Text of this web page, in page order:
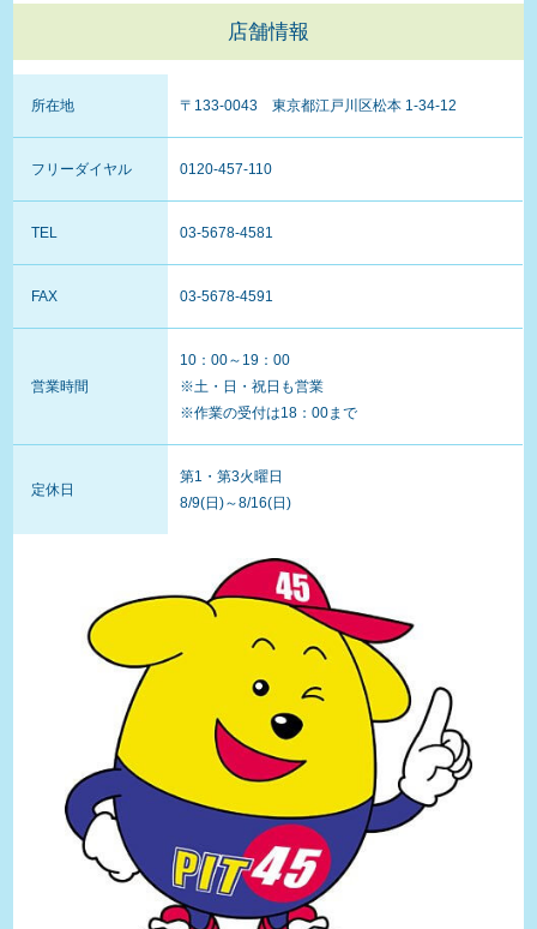
お支払いは現金の他にクレジットカードが使
えます
整備保証があるのでご安心ください
60歳以上のお客様限定でエンジンオイルを無
店舗情報
所在地 〒133-0043 東京都江戸川区松本 1-34-12
フリーダイヤル 0120-457-110
TEL 03-5678-4581
FAX 03-5678-4591
営業時間
10：00～19：00
※土・日・祝日も営業
※作業の受付は18：00まで
定休日
第1・第3火曜日
8/9(日)～8/16(日)